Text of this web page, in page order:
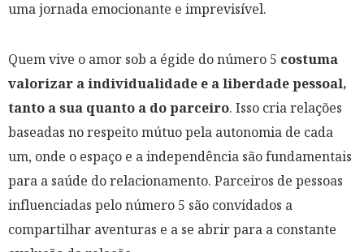
uma jornada emocionante e imprevisível.
Quem vive o amor sob a égide do número 5 costuma
valorizar a individualidade e a liberdade pessoal,
tanto a sua quanto a do parceiro. Isso cria relações
baseadas no respeito mútuo pela autonomia de cada
um, onde o espaço e a independência são fundamentais
para a saúde do relacionamento. Parceiros de pessoas
influenciadas pelo número 5 são convidados a
compartilhar aventuras e a se abrir para a constante